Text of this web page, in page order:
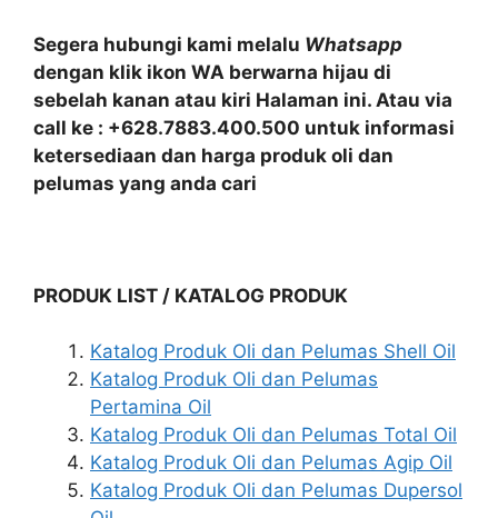
Segera hubungi kami melalu Whatsapp
dengan klik ikon WA berwarna hijau di
sebelah kanan atau kiri Halaman ini. Atau via
call ke : +628.7883.400.500 untuk informasi
ketersediaan dan harga produk oli dan
pelumas yang anda cari
PRODUK LIST / KATALOG PRODUK
Katalog Produk Oli dan Pelumas Shell Oil
Katalog Produk Oli dan Pelumas
Pertamina Oil
Katalog Produk Oli dan Pelumas Total Oil
Katalog Produk Oli dan Pelumas Agip Oil
Katalog Produk Oli dan Pelumas Dupersol